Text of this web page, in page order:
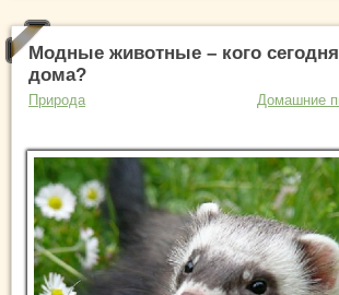
Модные животные – кого
дома?
Природа Домашние